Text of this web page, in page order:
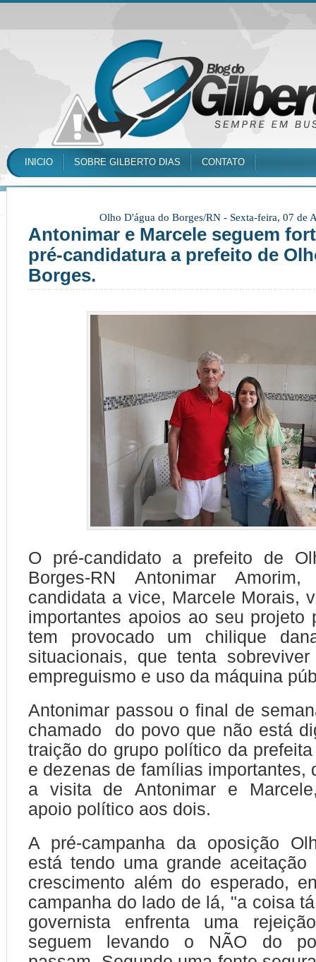
INICIO SOBRE GILBERTO DIAS CONTATO
Olho D'água do Borges/RN - Sexta-feira, 07 de
Antonimar e Marcele seguem
pré-candidatura a prefeito de
Borges.
O pré-candidato a prefeito de
Borges-RN Antonimar
candidata a vice, Marcele Morais,
importantes apoios ao seu projeto
tem provocado um chilique
situacionais, que tenta
empreguismo e uso da máquina
Antonimar passou o final de
chamado do povo que não está
traição do grupo político da
e dezenas de famílias importantes,
a visita de
Antonimar e
apoio político aos dois.
A pré-campanha da oposição
está tendo uma grande aceitação
crescimento além do esperado,
campanha do lado de lá, "a coisa
governista enfrenta uma
seguem levando o NÃO do